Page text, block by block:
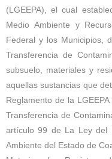
(LGEEPA), el cual
Medio Ambiente y
Federal y los Municipios,
Transferencia de
subsuelo, materiales y
aquellas sustancias que
Reglamento de la
Transferencia de
artículo 99 de La Ley del
Ambiente del Estado de